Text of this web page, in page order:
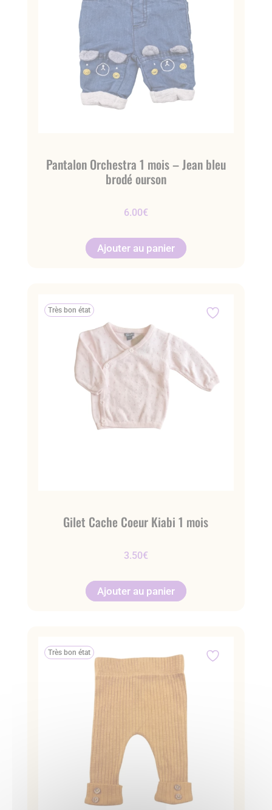
Pantalon Orchestra 1 mois – Jean bleu
brodé ourson
6.00€
Ajouter au panier
Très bon état
Gilet Cache Coeur Kiabi 1 mois
3.50€
Ajouter au panier
Très bon état